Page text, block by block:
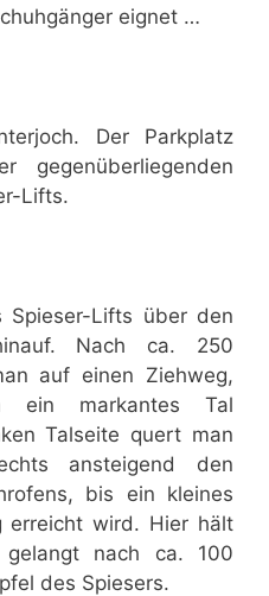
eignet …
Der Parkplatz
Lifts.
Lifts über den
Nach ca. 250
auf einen Ziehweg,
markantes Tal
Talseite quert man
ansteigend den
bis ein kleines
erreicht wird. Hier hält
nach ca. 100
des Spiesers.